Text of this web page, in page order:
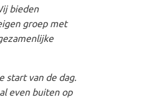
bieden
groep met
start van de dag.
even buiten op